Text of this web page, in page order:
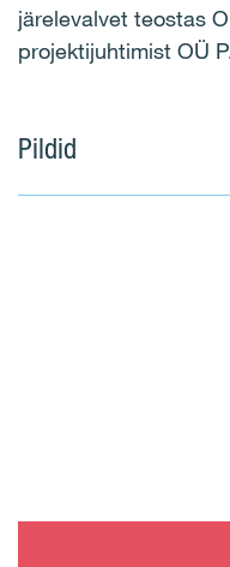
järelevalvet teostas
projektijuhtimist OÜ
Pildid